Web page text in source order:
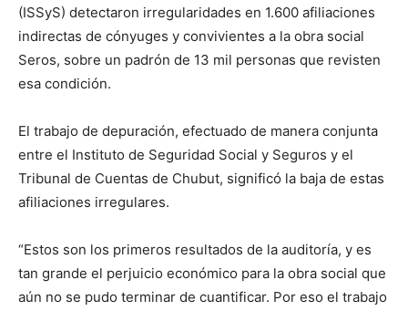
(ISSyS) detectaron irregularidades en 1.600 afiliaciones
indirectas de cónyuges y convivientes a la obra social
Seros, sobre un padrón de 13 mil personas que revisten
esa condición.
El trabajo de depuración, efectuado de manera conjunta
entre el Instituto de Seguridad Social y Seguros y el
Tribunal de Cuentas de Chubut, significó la baja de estas
afiliaciones irregulares.
“Estos son los primeros resultados de la auditoría, y es
tan grande el perjuicio económico para la obra social que
aún no se pudo terminar de cuantificar. Por eso el trabajo